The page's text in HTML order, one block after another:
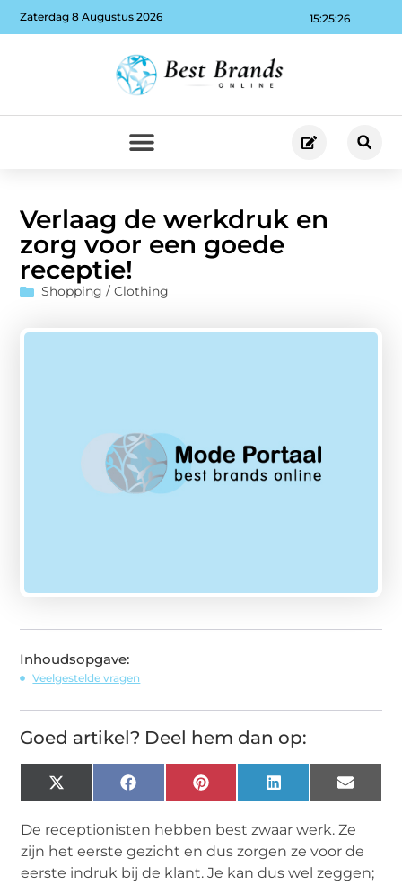
15:25:27
Zaterdag 8 Augustus 2026
Verlaag de werkdruk en
zorg voor een goede
receptie!
Shopping / Clothing
Inhoudsopgave:
Veelgestelde vragen
Goed artikel? Deel hem dan op:
X
(Twitter)
FacebookPinterest LinkedIn Email
De receptionisten hebben best zwaar werk. Ze
zijn het eerste gezicht en dus zorgen ze voor de
eerste indruk bij de klant. Je kan dus wel zeggen;